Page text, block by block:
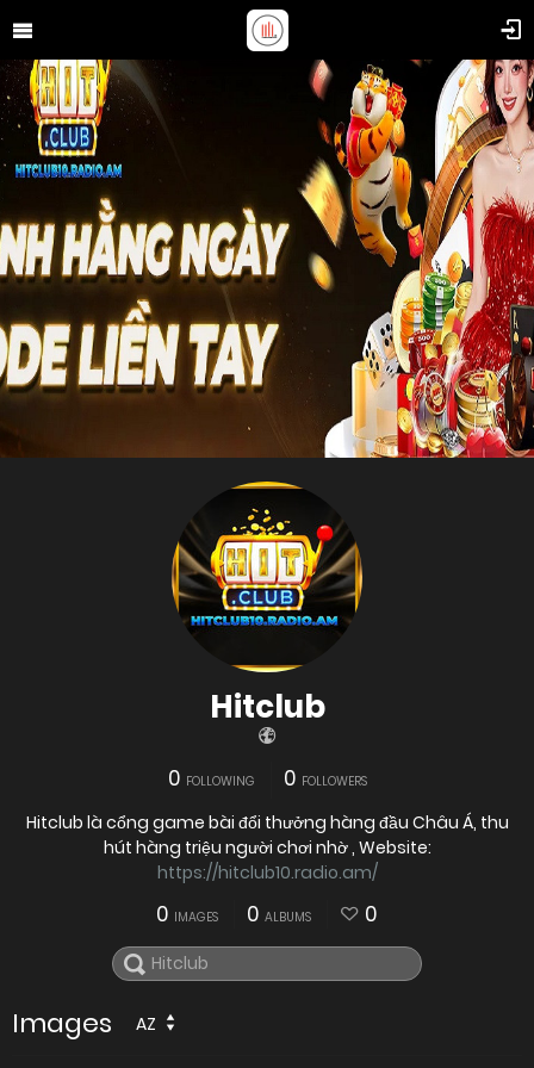
Hitclub
0 FOLLOWING 0 FOLLOWERS
Hitclub là cổng game bài đổi thưởng hàng đầu Châu Á, thu
hút hàng triệu người chơi nhờ , Website:
https://hitclub10.radio.am/
0 IMAGES 0 ALBUMS 0
Images AZ